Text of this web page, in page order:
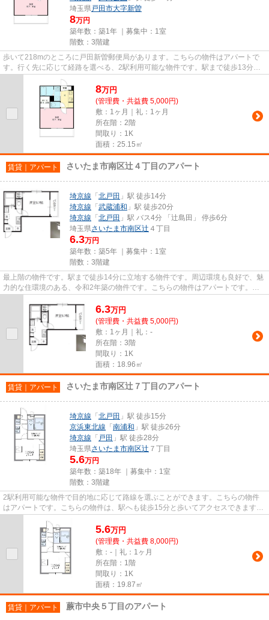
埼玉県戸田市大字新曽
8万円
築年数：築1年 ｜募集中： 1室
階数：3階建
歩いて218mのところに戸田新曽郵便局があります。こちらの物件はアパートで
す。行く先に応じて経路を選べる、2駅利用可能な物件です。駅まで徒歩13分の
物件です。戸田市エリアにある賃...
8万円
(管理費・共益費 5,000円)
敷：1ヶ月｜礼：1ヶ月
所在階：2階
間取り：1K
面積：25.15㎡
賃貸｜アパート さいたま市南区辻４丁目のアパート
埼京線 「 北戸田 」駅 徒歩14分
埼京線 「 武蔵浦和 」駅 徒歩20分
埼京線 「 北戸田 」駅 バス4分 「辻島田」 停歩6分
埼玉県さいたま市南区辻 ４丁目
6.3万円
築年数：築5年 ｜募集中： 1室
階数：3階建
最上階の物件です。駅まで徒歩14分に立地する物件です。周辺環境も良好で、魅
力的な住環境のある、令和2年築の物件です。こちらの物件はアパートです。で
6.3万円
(管理費・共益費 5,000円)
敷：1ヶ月｜礼：-
所在階：3階
間取り：1K
面積：18.96㎡
賃貸｜アパート さいたま市南区辻７丁目のアパート
埼京線 「 北戸田 」駅 徒歩15分
京浜東北線 「 南浦和 」駅 徒歩26分
埼京線 「 戸田 」駅 徒歩28分
埼玉県さいたま市南区辻 ７丁目
5.6万円
築年数：築18年 ｜募集中： 1室
階数：3階建
2駅利用可能な物件で目的地に応じて路線を選ぶことができます。こちらの物件
はアパートです。こちらの物件は、駅へも徒歩15分と歩いてアクセスできます。
5.6万円
(管理費・共益費 8,000円)
敷：-｜礼：1ヶ月
所在階：1階
間取り：1K
面積：19.87㎡
賃貸｜アパート 蕨市中央５丁目のアパート